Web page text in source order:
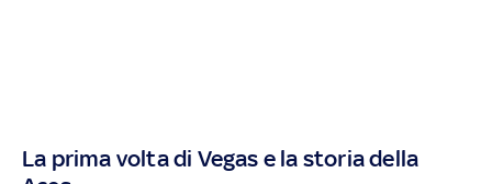
La prima volta di Vegas e la storia della